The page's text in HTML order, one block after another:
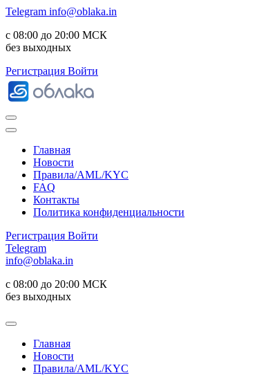
Telegram info@oblaka.in
с 08:00 до 20:00 МСК
без выходных
Регистрация Войти
Главная
Новости
Правила/AML/KYC
FAQ
Контакты
Политика конфиденциальности
Регистрация Войти
Telegram
info@oblaka.in
с 08:00 до 20:00 МСК
без выходных
Главная
Новости
Правила/AML/KYC